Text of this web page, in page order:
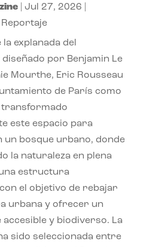
| Jul 27, 2026
Reportaje
explanada del
por Benjamin Le
Mourthe, Eric Rousseau
de París como
este espacio para
un bosque urbano, donde
la naturaleza en plena
estructura
el objetivo de rebajar
urbana y ofrecer un
accesible y biodiverso. La
sido seleccionada entre